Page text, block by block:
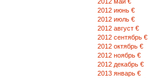
2012 июнь €
2012 июль €
2012 август €
2012 сентябрь €
2012 октябрь €
2012 ноябрь €
2012 декабрь €
2013 январь €